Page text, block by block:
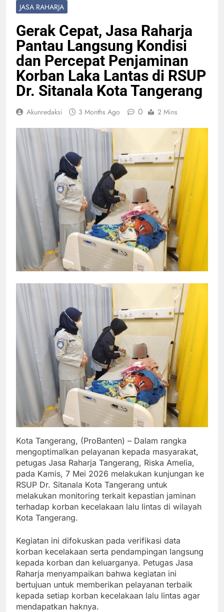
JASA RAHARJA
Gerak Cepat, Jasa Raharja
Pantau Langsung Kondisi
dan Percepat Penjaminan
Korban Laka Lantas di RSUP
Dr. Sitanala Kota Tangerang
Akunredaksi 3 Months Ago 0 2 Mins
Kota Tangerang, (ProBanten) – Dalam rangka
mengoptimalkan pelayanan kepada masyarakat,
petugas Jasa Raharja Tangerang, Riska Amelia,
pada Kamis, 7 Mei 2026 melakukan kunjungan ke
RSUP Dr. Sitanala Kota Tangerang untuk
melakukan monitoring terkait kepastian jaminan
terhadap korban kecelakaan lalu lintas di wilayah
Kota Tangerang.
Kegiatan ini difokuskan pada verifikasi data
korban kecelakaan serta pendampingan langsung
kepada korban dan keluarganya. Petugas Jasa
Raharja menyampaikan bahwa kegiatan ini
bertujuan untuk memberikan pelayanan terbaik
kepada setiap korban kecelakaan lalu lintas agar
mendapatkan haknya.